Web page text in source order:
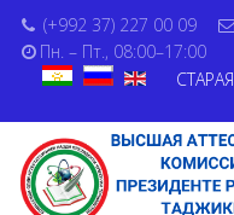
(+992 37) 227 00 09
Пн. – Пт., 08:00–17:00